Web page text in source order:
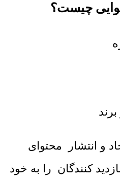
چیست؟
و انتشار محتوای
کنندگان را به خود